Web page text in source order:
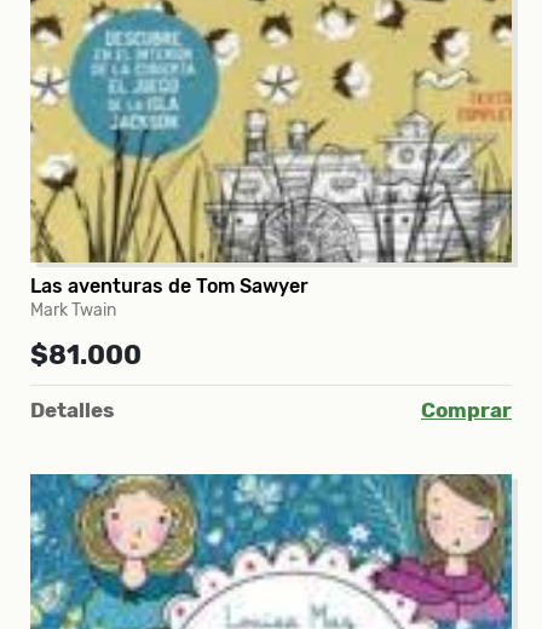
Las aventuras de Tom Sawyer
Mark Twain
$81.000
Detalles Comprar